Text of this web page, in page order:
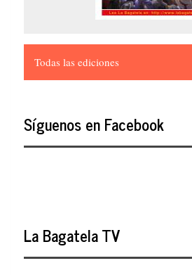
Todas las ediciones
Síguenos en Facebook
La Bagatela TV